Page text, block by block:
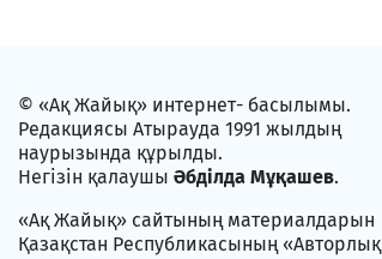
© «Ақ Жайық» интернет- басылымы.
Редакциясы Атырауда 1991 жылдың
наурызында құрылды.
Негізін қалаушы Әбділда Мұқашев.
«Ақ Жайық» сайтының материалдарын
Қазақстан Республикасының «Авторлық